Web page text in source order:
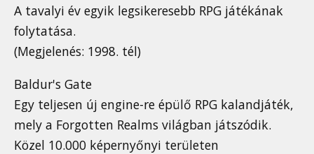
A tavalyi év egyik legsikeresebb RPG játékának
folytatása.
(Megjelenés: 1998. tél)
Baldur's Gate
Egy teljesen új engine-re épülő RPG kalandjáték,
mely a Forgotten Realms világban játszódik.
Közel 10.000 képernyőnyi területen